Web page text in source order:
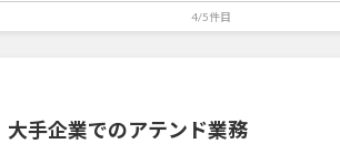
4/5件目
大手企業でのアテンド業務